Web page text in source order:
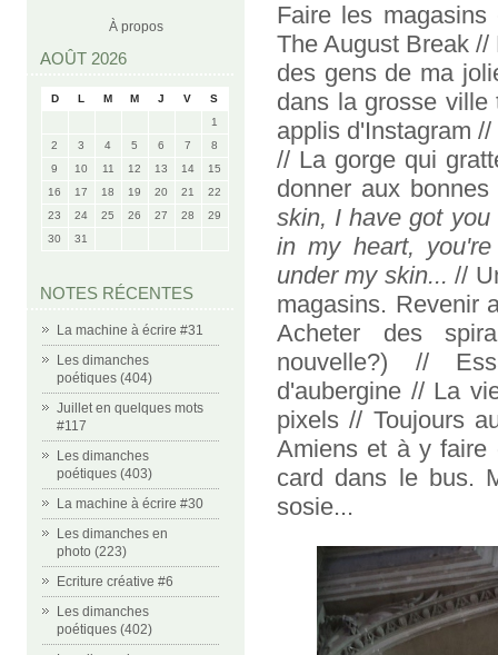
À propos
AOÛT 2026
D L M M J V
S
1
2
3 4 5 6 7
8
9
10 11 12 13 14
15
16
17 18 19 20 21
22
23
24 25 26 27 28
29
30
31
NOTES RÉCENTES
La machine à écrire #31
Les dimanches
poétiques (404)
Juillet en quelques mots
#117
Les dimanches
poétiques (403)
La machine à écrire #30
Les dimanches en
photo (223)
Ecriture créative #6
Les dimanches
poétiques (402)
Faire les
The August Break
des gens de ma
dans la grosse ville
applis d'Instagram
// La gorge qui
donner aux
skin, I have got
in my heart,
under my skin... //
magasins. Revenir
Acheter des
nouvelle?) //
d'aubergine // La
pixels // Toujours
Amiens et à y faire
card dans le bus.
sosie...